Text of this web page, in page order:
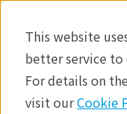
This website
better service to
For details on
visit ourCookie
参考資料